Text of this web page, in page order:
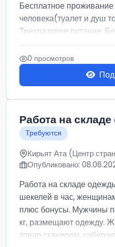
Бесплатное проживание
человека(туалет и душ
Трехразовое питание.
0 просмотров
Работа на
Требуются
Кирьят Ата (Центр
Опубликовано:
Работа на складе
шекелей в час,
плюс бонусы. Мужчины
кг, размещают одежду.
товар сканером, собирают